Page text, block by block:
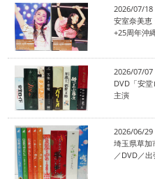
2026/07/18
安室奈美恵
+25周年沖
2026/07/07
DVD「安
主演
2026/06/29
埼玉県草加
／DVD／